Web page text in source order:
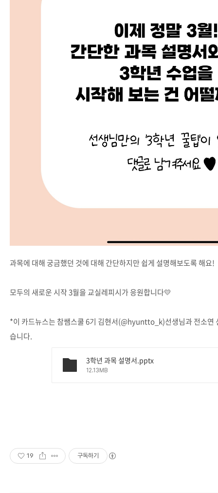
과목에 대해 궁금했던 것에 대해 간단하지만 쉽게 설명해보도록 해요!
모두의 새로운 시작 3월을 교실레피시가 응원합니다💛
*이 카드뉴스는 참쌤스쿨 6기 김현서(@hyuntto_k)선생님과 전소연
습니다.
3학년 과목 설명서.pptx
12.13MB
19 구독하기